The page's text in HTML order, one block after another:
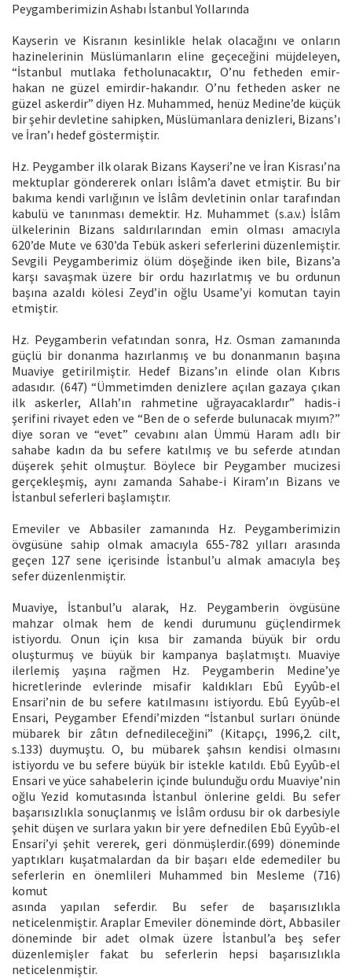
Peygamberimizin Ashabı İstanbul Yollarında
Kayserin ve Kisranın kesinlikle helak olacağını ve onların
hazinelerinin Müslümanların eline geçeceğini müjdeleyen,
“İstanbul mutlaka fetholunacaktır, O’nu fetheden emir-
hakan ne güzel emirdir-hakandır. O’nu fetheden asker ne
güzel askerdir” diyen Hz. Muhammed, henüz Medine’de küçük
bir şehir devletine sahipken, Müslümanlara denizleri, Bizans’ı
ve İran’ı hedef göstermiştir.
Hz. Peygamber ilk olarak Bizans Kayseri’ne ve İran Kisrası’na
mektuplar göndererek onları İslâm’a davet etmiştir. Bu bir
bakıma kendi varlığının ve İslâm devletinin onlar tarafından
kabulü ve tanınması demektir. Hz. Muhammet (s.a.v.) İslâm
ülkelerinin Bizans saldırılarından emin olması amacıyla
620’de Mute ve 630’da Tebük askeri seferlerini düzenlemiştir.
Sevgili Peygamberimiz ölüm döşeğinde iken bile, Bizans’a
karşı savaşmak üzere bir ordu hazırlatmış ve bu ordunun
başına azaldı kölesi Zeyd’in oğlu Usame’yi komutan tayin
etmiştir.
Hz. Peygamberin vefatından sonra, Hz. Osman zamanında
güçlü bir donanma hazırlanmış ve bu donanmanın başına
Muaviye getirilmiştir. Hedef Bizans’ın elinde olan Kıbrıs
adasıdır. (647) “Ümmetimden denizlere açılan gazaya çıkan
ilk askerler, Allah’ın rahmetine uğrayacaklardır” hadis-i
şerifini rivayet eden ve “Ben de o seferde bulunacak mıyım?”
diye soran ve “evet” cevabını alan Ümmü Haram adlı bir
sahabe kadın da bu sefere katılmış ve bu seferde atından
düşerek şehit olmuştur. Böylece bir Peygamber mucizesi
gerçekleşmiş, aynı zamanda Sahabe-i Kiram’ın Bizans ve
İstanbul seferleri başlamıştır.
Emeviler ve Abbasiler zamanında Hz. Peygamberimizin
övgüsüne sahip olmak amacıyla 655-782 yılları arasında
geçen 127 sene içerisinde İstanbul’u almak amacıyla beş
sefer düzenlenmiştir.
Muaviye, İstanbul’u alarak, Hz. Peygamberin övgüsüne
mahzar olmak hem de kendi durumunu güçlendirmek
istiyordu. Onun için kısa bir zamanda büyük bir ordu
oluşturmuş ve büyük bir kampanya başlatmıştı. Muaviye
ilerlemiş yaşına rağmen Hz. Peygamberin Medine’ye
hicretlerinde evlerinde misafir kaldıkları Ebû Eyyûb-el
Ensari’nin de bu sefere katılmasını istiyordu. Ebû Eyyûb-el
Ensari, Peygamber Efendi’mizden “İstanbul surları önünde
mübarek bir zâtın defnedileceğini” (Kitapçı, 1996,2. cilt,
s.133) duymuştu. O, bu mübarek şahsın kendisi olmasını
istiyordu ve bu sefere büyük bir istekle katıldı. Ebû Eyyûb-el
Ensari ve yüce sahabelerin içinde bulunduğu ordu Muaviye’nin
oğlu Yezid komutasında İstanbul önlerine geldi. Bu sefer
başarısızlıkla sonuçlanmış ve İslâm ordusu bir ok darbesiyle
şehit düşen ve surlara yakın bir yere defnedilen Ebû Eyyûb-el
Ensari’yi şehit vererek, geri dönmüşlerdir.(699) döneminde
yaptıkları kuşatmalardan da bir başarı elde edemediler bu
seferlerin en önemlileri Muhammed bin Mesleme (716)
komut
asında yapılan seferdir. Bu sefer de başarısızlıkla
neticelenmiştir. Araplar Emeviler döneminde dört, Abbasiler
döneminde bir adet olmak üzere İstanbul’a beş sefer
düzenlemişler fakat bu seferlerin hepsi başarısızlıkla
neticelenmiştir.